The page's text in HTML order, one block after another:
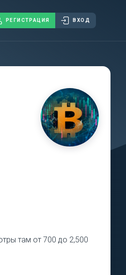
РЕГИСТРАЦИЯ ВХОД
там от 700 до 2,500